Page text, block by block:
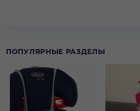
ПОПУЛЯРНЫЕ РАЗДЕЛЫ